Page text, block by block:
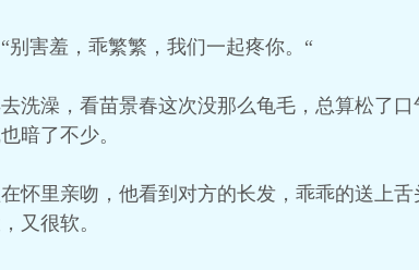
别害羞，乖繁繁，我们一起疼你。“
洗澡，看苗景春这次没那么龟毛，总算松了
暗了不少。
怀里亲吻，他看到对方的长发，乖乖的送上
又很软。